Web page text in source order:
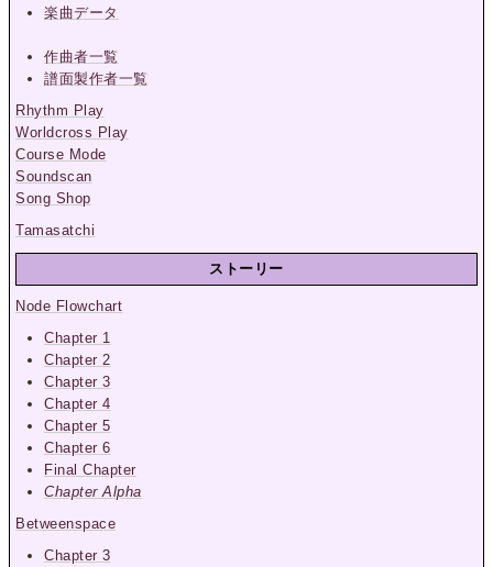
楽曲データ
作曲者一覧
譜面製作者一覧
Rhythm Play
Worldcross Play
Course Mode
Soundscan
Song Shop
Tamasatchi
ストーリー
Node Flowchart
Chapter 1
Chapter 2
Chapter 3
Chapter 4
Chapter 5
Chapter 6
Final Chapter
Chapter Alpha
Betweenspace
Chapter 3